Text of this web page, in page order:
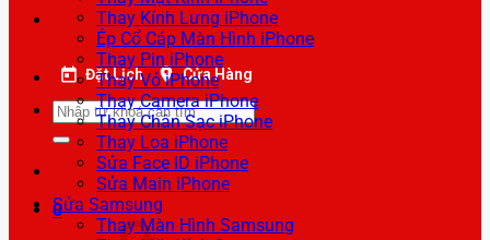
Đặt Lịch Cửa Hàng
Tìm
kiếm:
0
Thay Kính Lưng iPhone
Ép Cổ Cáp Màn Hình iPhone
Thay Pin iPhone
Thay Vỏ iPhone
Thay Camera iPhone
Thay Chân Sạc iPhone
Thay Loa iPhone
Sửa Face ID iPhone
Sửa Main iPhone
Sửa Samsung
Thay Màn Hình Samsung